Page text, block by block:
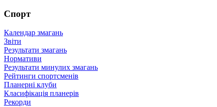
Спорт
Календар змагань
Звіти
Результати змагань
Нормативи
Результати минулих змагань
Рейтинги спортсменів
Планерні клуби
Класифікація планерів
Рекорди